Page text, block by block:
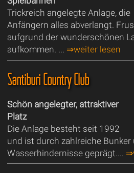
Trickreich angelegte Anlage, die
Anfängern alles abverlangt.
aufgrund der wunderschönen
aufkommen. ... ⇒weiter lesen
Santiburi Country Club
Schön angelegter, attraktiver
Platz
Die Anlage besteht seit 1992
und ist durch zahlreiche
Wasserhindernisse geprägt....